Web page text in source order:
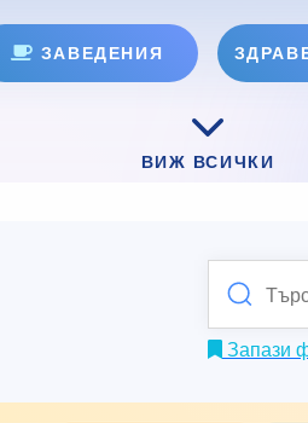
ЗАВЕДЕНИЯ
ВИЖ ВСИЧКИ
Запази